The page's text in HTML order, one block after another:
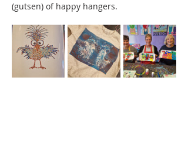
(gutsen) of happy hangers.